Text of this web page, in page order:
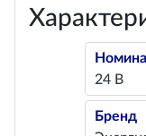
24 В
Бренд